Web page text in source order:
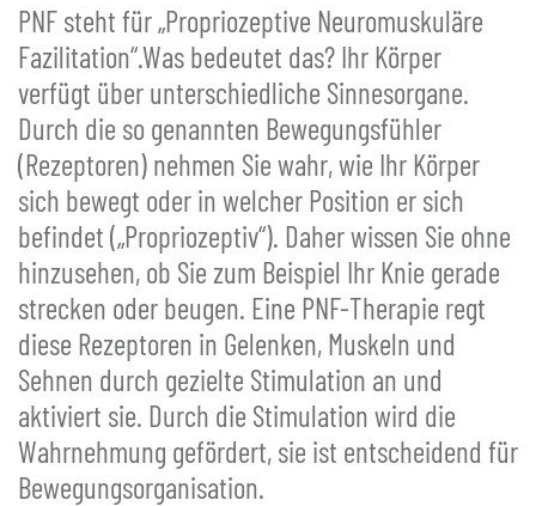
PNF steht für „Propriozeptive Neuromuskuläre
Fazilitation“.Was bedeutet das? Ihr Körper
verfügt über unterschiedliche Sinnesorgane.
Durch die so genannten Bewegungsfühler
(Rezeptoren) nehmen Sie wahr, wie Ihr Körper
sich bewegt oder in welcher Position er sich
befindet („Propriozeptiv“). Daher wissen Sie ohne
hinzusehen, ob Sie zum Beispiel Ihr Knie gerade
strecken oder beugen. Eine PNF-Therapie regt
diese Rezeptoren in Gelenken, Muskeln und
Sehnen durch gezielte Stimulation an und
aktiviert sie. Durch die Stimulation wird die
Wahrnehmung gefördert, sie ist entscheidend für
Bewegungsorganisation.